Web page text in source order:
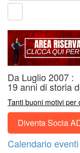
Da Luglio 2007 :
19 anni di storia
Tanti buoni motivi per
Diventa Socia
Calendario eventi